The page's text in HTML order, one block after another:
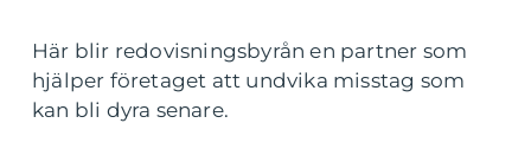
Här blir redovisningsbyrån en partner som
hjälper företaget att undvika misstag som
kan bli dyra senare.